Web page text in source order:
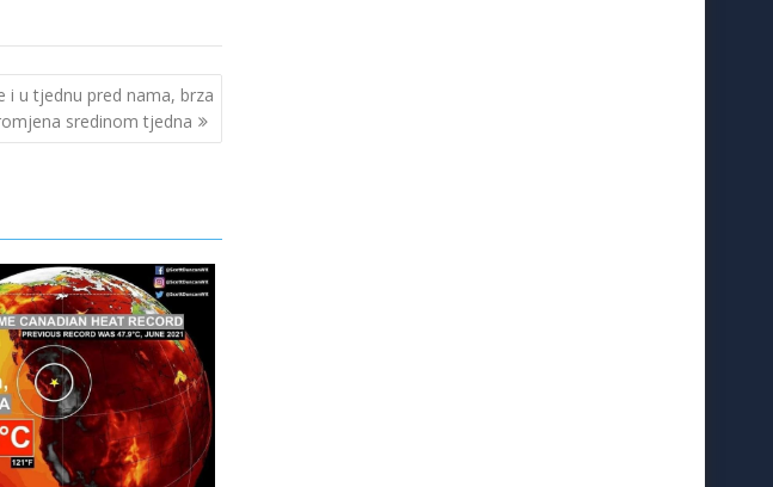
i u tjednu pred nama, brza
sredinom tjedna